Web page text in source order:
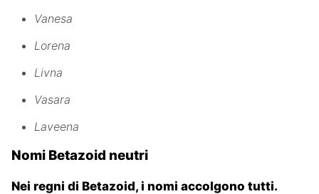
Vanesa
Lorena
Livna
Vasara
Laveena
Nomi Betazoid neutri
Nei regni di Betazoid, i nomi accolgono tutti.